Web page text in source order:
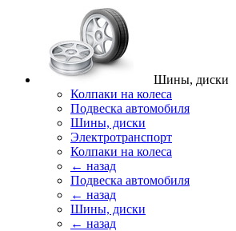
Шины, диски
Колпаки на колеса
Подвеска автомобиля
Шины, диски
Электротранспорт
Колпаки на колеса
← назад
Подвеска автомобиля
← назад
Шины, диски
← назад